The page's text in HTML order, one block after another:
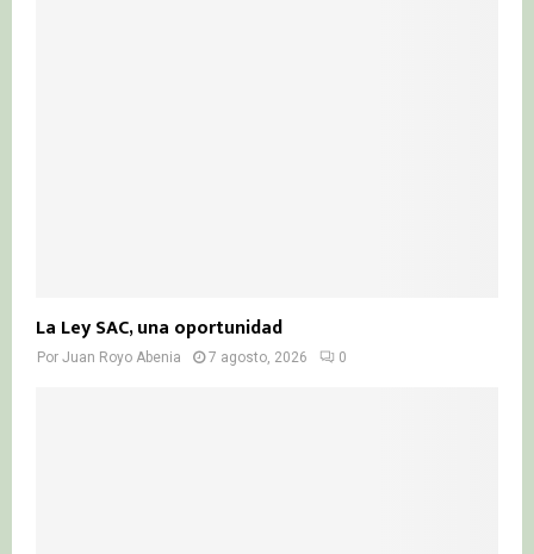
La Ley SAC, una oportunidad
Por Juan Royo Abenia 7 agosto, 2026 0